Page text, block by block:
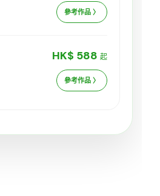
參考作品 〉
HK$ 588 起
參考作品 〉